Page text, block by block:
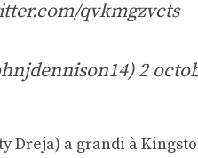
qvkmgzvcts
2
Dreja) a grandi à